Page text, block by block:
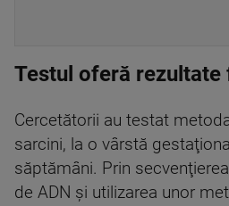
Testul oferă
Cercetătorii au testat
sarcini, la o vârstă
săptămâni. Prin
de ADN şi utilizarea unor